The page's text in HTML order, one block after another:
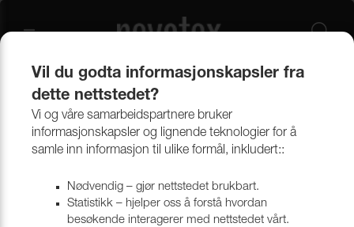
Produkter Forstoff, Presenning & Tekniske duker
Cordura
Vil du godta informasjonskapsler fra
dette nettstedet?
Vi og våre samarbeidspartnere bruker
informasjonskapsler og lignende teknologier for å
samle inn informasjon til ulike formål, inkludert::
Nødvendig – gjør nettstedet brukbart.
Statistikk – hjelper oss å forstå hvordan
besøkende interagerer med nettstedet vårt.